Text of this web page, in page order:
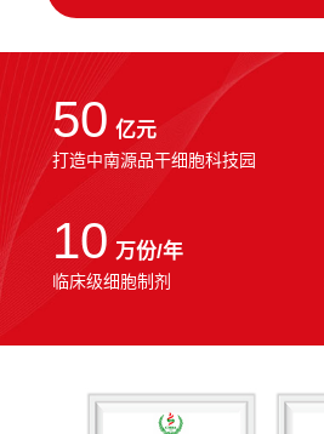
50 亿元
打造中南源品干细胞科技园
10 万份/年
临床级细胞制剂